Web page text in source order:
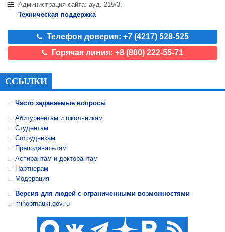
Администрация сайта: ауд. 219/3;
Техническая поддержка
Телефон доверия: +7 (4217) 528-525
Горячая линия: +8 (800) 222-55-71
ССЫЛКИ
Часто задаваемые вопросы
Абитуриентам и школьникам
Студентам
Сотрудникам
Преподавателям
Аспирантам и докторантам
Партнерам
Модерация
Версия для людей с ограниченными возможностями
minobrnauki.gov.ru